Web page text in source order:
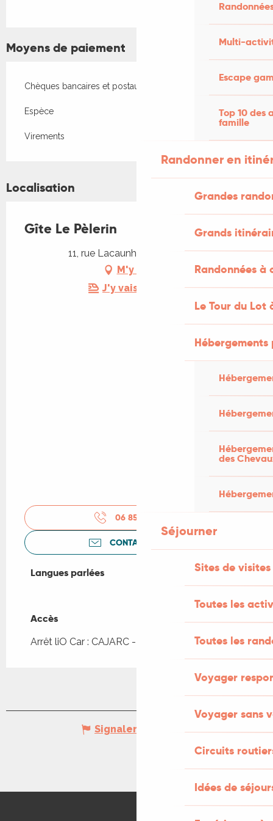
Multi-
Escape
Top 10 des
famille
Randonner en
Grandes
Grands
Randonnées
Le Tour du Lot
des
Séjourner
Sites de visites
Toutes les
Toutes les
Voyager
Voyager sans
Circuits
Idées de
Moyens de paiement
Chèques bancaires et postaux
Espèce
Virements
Localisation
Gîte Le Pèlerin
11, rue Lacaunhe, 46160 Cajarc
M'y rendre
J'y vais en train !
06 85 60 44
CONTACTEZ-NOUS
Langues parlées
Langues parlées
Accès
Accès
Arrêt liO Car : CAJARC - Stade à 408m
Signaler une erreur